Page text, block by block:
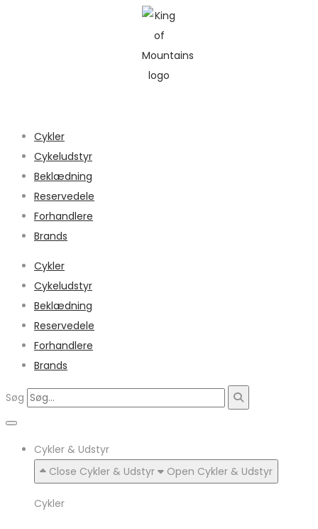
Cykler
Cykeludstyr
Beklædning
Reservedele
Forhandlere
Brands
Cykler
Cykeludstyr
Beklædning
Reservedele
Forhandlere
Brands
Søg
Cykler & Udstyr
Close Cykler & Udstyr
Open Cykler & Udstyr
Cykler